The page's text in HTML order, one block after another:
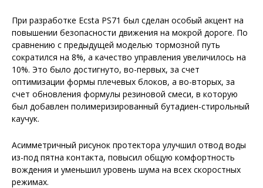
При разработке Ecsta PS71 был сделан особый акцент на
повышении безопасности движения на мокрой дороге. По
сравнению с предыдущей моделью тормозной путь
сократился на 8%, а качество управления увеличилось на
10%. Это было достигнуто, во-первых, за счет
оптимизации формы плечевых блоков, а во-вторых, за
счет обновления формулы резиновой смеси, в которую
был добавлен полимеризированный бутадиен-стирольный
каучук.
Асимметричный рисунок протектора улучшил отвод воды
из-под пятна контакта, повысил общую комфортность
вождения и уменьшил уровень шума на всех скоростных
режимах.